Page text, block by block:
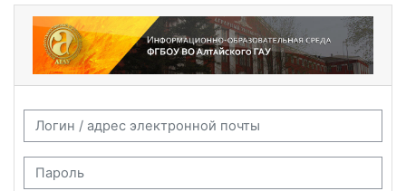
Перейти к основному содержанию
Информационно-образовательная
Логин / адрес электронной почты
Пароль